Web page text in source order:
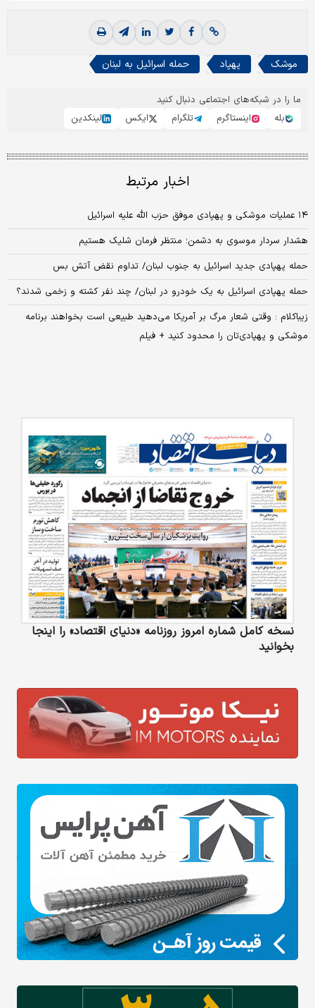
موشک پهپاد حمله اسرائیل به لبنان
ما را در شبکه‌های اجتماعی دنبال کنید
بله
اینستاگرم تلگرام ایکس لینکدین
اخبار مرتبط
۱۴ عملیات موشکی و پهپادی موفق حزب الله علیه اسرائیل
هشدار سردار موسوی به دشمن؛ منتظر فرمان شلیک هستیم
حمله پهپادی جدید اسرائیل به جنوب لبنان/ تداوم نقض آتش بس
حمله پهپادی اسرائیل به یک خودرو در لبنان/ چند نفر کشته و زخمی شدند؟
زیباکلام : وقتی شعار مرگ بر آمریکا می‌دهید طبیعی است بخواهند برنامه
موشکی و پهپادی‌تان را محدود کنید + فیلم
نسخه کامل شماره امروز روزنامه «دنیای‌ اقتصاد» را اینجا
بخوانید